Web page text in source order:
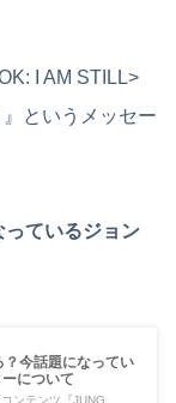
I AM STILL>
というメッセー
っているジョン
今話題になってい
について
ンテンツ『JUNG